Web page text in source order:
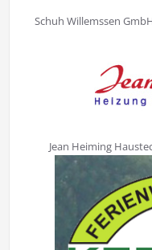
Schuh Willemssen
Jean Heiming